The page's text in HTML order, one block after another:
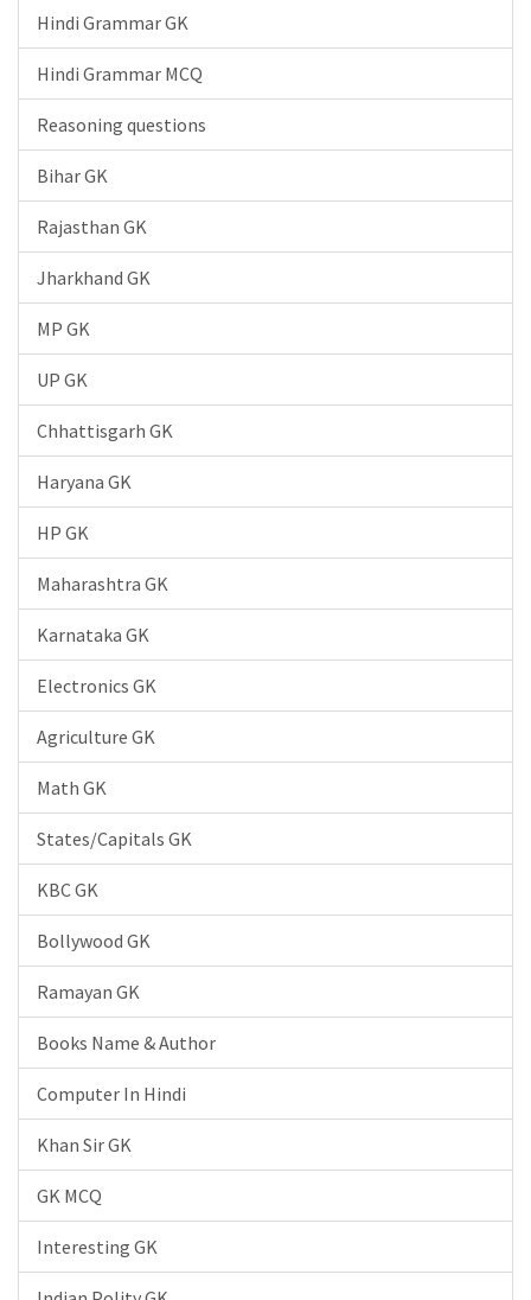
Hindi Grammar GK
Hindi Grammar MCQ
Reasoning questions
Bihar GK
Rajasthan GK
Jharkhand GK
MP GK
UP GK
Chhattisgarh GK
Haryana GK
HP GK
Maharashtra GK
Karnataka GK
Electronics GK
Agriculture GK
Math GK
States/Capitals GK
KBC GK
Bollywood GK
Ramayan GK
Books Name & Author
Computer In Hindi
Khan Sir GK
GK MCQ
Interesting GK